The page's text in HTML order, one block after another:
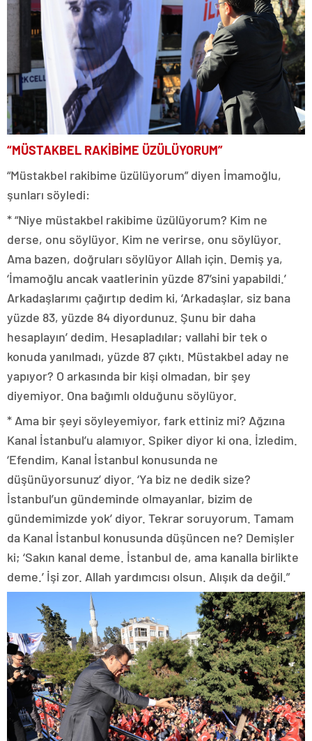
“MÜSTAKBEL RAKİBİME ÜZÜLÜYORUM”
“Müstakbel rakibime üzülüyorum” diyen İmamoğlu,
şunları söyledi:
* “Niye müstakbel rakibime üzülüyorum? Kim ne
derse, onu söylüyor. Kim ne verirse, onu söylüyor.
Ama bazen, doğruları söylüyor Allah için. Demiş ya,
‘İmamoğlu ancak vaatlerinin yüzde 87’sini yapabildi.’
Arkadaşlarımı çağırtıp dedim ki, ‘Arkadaşlar, siz bana
yüzde 83, yüzde 84 diyordunuz. Şunu bir daha
hesaplayın’ dedim. Hesapladılar; vallahi bir tek o
konuda yanılmadı, yüzde 87 çıktı. Müstakbel aday ne
yapıyor? O arkasında bir kişi olmadan, bir şey
diyemiyor. Ona bağımlı olduğunu söylüyor.
* Ama bir şeyi söyleyemiyor, fark ettiniz mi? Ağzına
Kanal İstanbul’u alamıyor. Spiker diyor ki ona. İzledim.
‘Efendim, Kanal İstanbul konusunda ne
düşünüyorsunuz’ diyor. ‘Ya biz ne dedik size?
İstanbul’un gündeminde olmayanlar, bizim de
gündemimizde yok’ diyor. Tekrar soruyorum. Tamam
da Kanal İstanbul konusunda düşüncen ne? Demişler
ki; ‘Sakın kanal deme. İstanbul de, ama kanalla birlikte
deme.’ İşi zor. Allah yardımcısı olsun. Alışık da değil.”